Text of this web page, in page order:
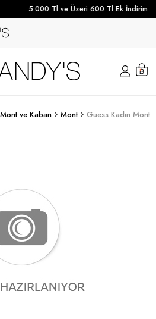
5.000 Tl ve Üzeri 600 Tl Ek İndirim
Mont ve Kaban Mont Guess Kadın Mont